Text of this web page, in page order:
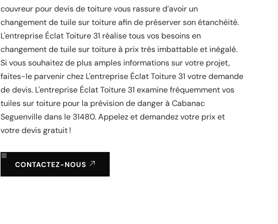
couvreur pour devis de toiture vous rassure d’avoir un
changement de tuile sur toiture afin de préserver son étanchéité.
L'entreprise Éclat Toiture 31 réalise tous vos besoins en
changement de tuile sur toiture à prix très imbattable et inégalé.
Si vous souhaitez de plus amples informations sur votre projet,
faites-le parvenir chez L'entreprise Éclat Toiture 31 votre demande
de devis. L'entreprise Éclat Toiture 31 examine fréquemment vos
tuiles sur toiture pour la prévision de danger à Cabanac
Seguenville dans le 31480. Appelez et demandez votre prix et
votre devis gratuit !
CONTACTEZ-NOUS